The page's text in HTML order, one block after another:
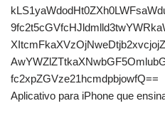
fc2xpZGVze21hcmdpbjowfQ==
Aplicativo para iPhone que